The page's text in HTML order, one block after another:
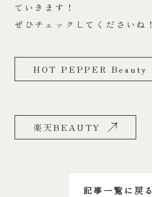
ていきます！
ぜひチェックしてくださいね！
HOT PEPPER Beauty
楽天BEAUTY
記事一覧に戻る